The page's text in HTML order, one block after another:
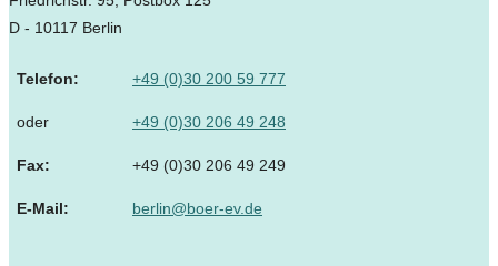
D - 10117 Berlin
Telefon: +49 (0)30 200 59 777
oder +49 (0)30 206 49 248
Fax: +49 (0)30 206 49 249
E-Mail: berlin@boer-ev.de